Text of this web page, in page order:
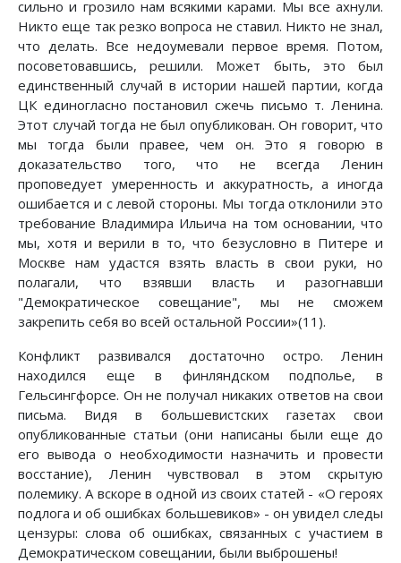
сильно и грозило нам всякими карами. Мы все ахнули.
Никто еще так резко вопроса не ставил. Никто не знал,
что делать. Все недоумевали первое время. Потом,
посоветовавшись, решили. Может быть, это был
единственный случай в истории нашей партии, когда
ЦК единогласно постановил сжечь письмо т. Ленина.
Этот случай тогда не был опубликован. Он говорит, что
мы тогда были правее, чем он. Это я говорю в
доказательство того, что не всегда Ленин
проповедует умеренность и аккуратность, а иногда
ошибается и с левой стороны. Мы тогда отклонили это
требование Владимира Ильича на том основании, что
мы, хотя и верили в то, что безусловно в Питере и
Москве нам удастся взять власть в свои руки, но
полагали, что взявши власть и разогнавши
"Демократическое совещание", мы не сможем
закрепить себя во всей остальной России»(11).
Конфликт развивался достаточно остро. Ленин
находился еще в финляндском подполье, в
Гельсингфорсе. Он не получал никаких ответов на свои
письма. Видя в большевистских газетах свои
опубликованные статьи (они написаны были еще до
его вывода о необходимости назначить и провести
восстание), Ленин чувствовал в этом скрытую
полемику. А вскоре в одной из своих статей - «О героях
подлога и об ошибках большевиков» - он увидел следы
цензуры: слова об ошибках, связанных с участием в
Демократическом совещании, были выброшены!